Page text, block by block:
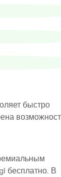
быстро
бесплатно. В